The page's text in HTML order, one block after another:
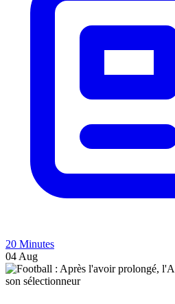
20 Minutes
04 Aug